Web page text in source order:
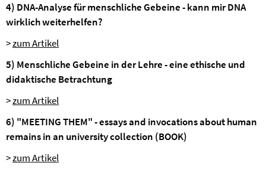
4) DNA-Analyse für menschliche Gebeine - kann mir DNA
wirklich weiterhelfen?
>zum Artikel
5) Menschliche Gebeine in der Lehre - eine ethische und
didaktische Betrachtung
>zum Artikel
6) "MEETING THEM" - essays and invocations about human
remains in an university collection (BOOK)
>zum Artikel